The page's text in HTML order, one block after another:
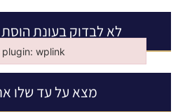
לא לבדוק בעונת
מצא על עד שלו
wplink
wplink